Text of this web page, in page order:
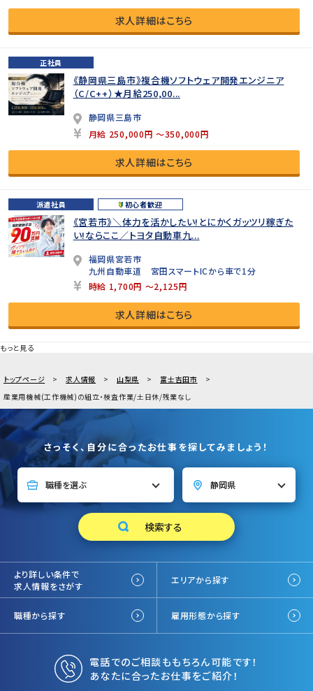
求人詳細はこちら
正社員
《静岡県三島市》複合機ソフトウェア開発エンジニア
（C/C++）★月給250,00...
静岡県三島市
月給 250,000円 ～350,000円
求人詳細はこちら
派遣社員 初心者歓迎
《宮若市》＼体力を活かしたい!とにかくガッツリ稼ぎた
い!ならここ／トヨタ自動車九...
福岡県宮若市
九州自動車道 宮田スマートICから車で1分
時給 1,700円 ～2,125円
求人詳細はこちら
もっと見る
トップページ 求人情報 山梨県
富士吉田市
産業用機械(工作機械)の組立・検査作業/土日休/残業なし
さっそく、自分に合ったお仕事を探してみましょう！
より詳しい条件で
求人情報をさがす
エリアから探す
職種から探す 雇用形態から探す
電話でのご相談ももちろん可能です！
あなたに合ったお仕事をご紹介！